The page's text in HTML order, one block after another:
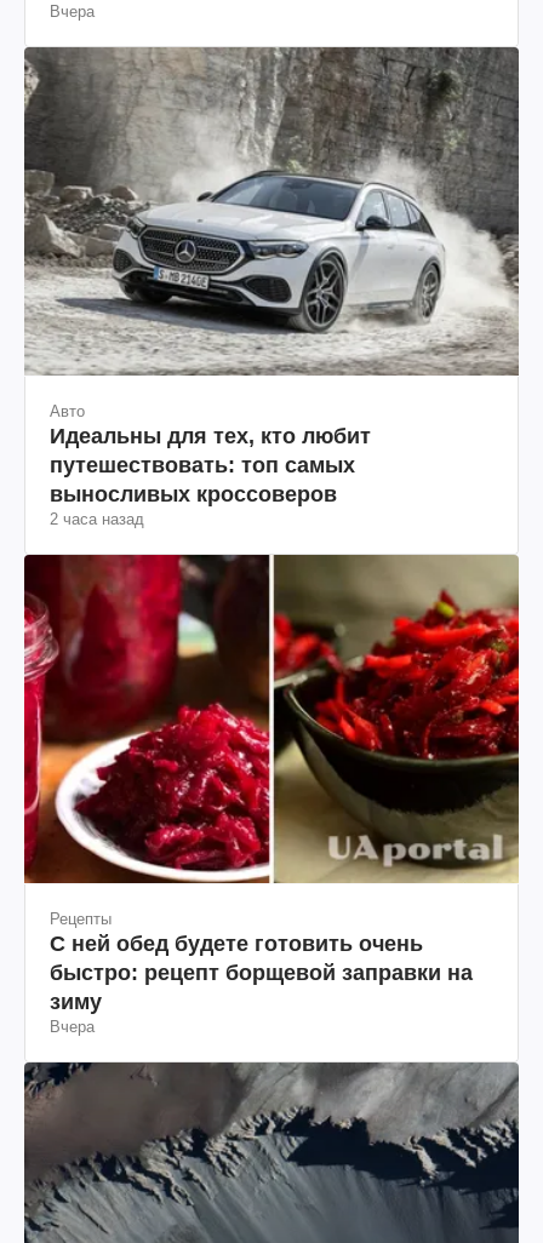
Вчера
Авто
Идеальны для тех, кто любит
путешествовать: топ самых
выносливых кроссоверов
2 часа назад
Рецепты
С ней обед будете готовить очень
быстро: рецепт борщевой заправки на
зиму
Вчера